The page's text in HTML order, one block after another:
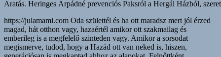
Aratás. Heringes Árpádné prevenciós Paksról a Hergál Házból,
https://julamami.com Oda születtél és ha ott maradsz mert jól érzed magad, hát otthon vagy, hazaértél amikor ott szakmailag és emberileg is a megfelelő szinteden vagy. Amikor a sorsodat megismerve, tudod, hogy a Hazád ott van neked is, hiszen, generációsan is megkaptad ahhoz az alapokat. Felnőttként gondolkodva, már azt is látod, mikor, merre lépjél, hiszen a szülőhelyeden, amikor járni tanultál, megérezted, biztonságot ad számodra ott a talpaid alatti talaj. S amikor már a gyermekeidben és unokáidban, megláthatod a gyermekként még fel nem ismert önmagad, na az is átérezhető tartást ad majd. S az utánad következőknek, a tudásod, az elvégzett munkád minősége által, emberséges tartásos mintát adhatsz. Úgy hát, ami jót és szépet ide teremtettél, azáltal is itthon vagytok, a családoddal, s a következő generációidnak is, alapot adva, ez itt az Isten adta Hazátok marad. Azon legyél, hogy a Hazánkhoz adott, a legjobb tudásod szerinti, a jóhoz és széphez a nehezekben is vállalva a rád mértfeladatot. S azáltal a bele teremtetteket, abban a jó minőségben, meg is tartsad és a családodnak is azt a mintát adjad. S amikor számodra az szükséges, azt abban a jó minőségben meg is tartsák, az éppen aktuálisan döntők és úgy is kapjad vissza, amikor arra szükséged van. Hiszen, önmagadért és a következő generációdnak, a jólétéért is, teremtetted azokat a Hazánkba és az Isten adta Néphez tartozva. Mindazért, szakmailag is sokat tettél, akár fizikai munkát is végeztél, hát meg is dolgoztál érte. Akkor is amikor, hivatást gyakoroltál, alkottál, a legjobb tudásod szerint. A Hazánk gyarapítására is figyelve, a jóhoz és a széphez, az önbecsülésed miatt az emberségeddel is adtál. Hiszen, abban a minőségben, ahogy oda teremtettél, úgy élni is lenne benne igényed, mivel, a saját Hazánk és rólunk, az Isten adta Népről szól. S a már beleteremtett, legjobb minőségünknek megfelelően, történjen a Hazánknak a vezetése, csupán az ahhoz értők gyakorolják azt. Amikor számunkra emberileg és szakmailag, szükséges az, nekünk is a legjobb minőséget nyújtsa. S bennünket megbecsülve azért, elsősorban rólunk szóljon mindaz, ami általunk került a Hazánkba, abban a legjobb, vagy kitűnő minőségében. S azáltal mi is becsüljük meg, őket, akik tesznek azért, hogy legyen bőség, a Hazánknak és az Isten adta Népnek. A megbecsültsége és a hírneve a többi országban is annak megfelelő legyen, ahogy mi azt felépítettük, azt abban a jó minőségben tartsák meg. Minden jó és szép általi gyarapodása a Hazánknak, bennünket az Isten adta Népet is szükséges, hogy annak megfelelően lásson el jóléttel. Az Isten adta Népért, minden körülmények között, a jót és a szépet tegyék meg, minden döntésük előtt, mindenről hitelesen tájékoztassák az Isten adta Népet. A döntéseiknek minden apró részleteiről tudnunk szükséges, hogy véleményezni tudjuk. S anélkül ne hozzanak döntéseket, hogy ne mondhassuk ki, a véleményünket, arra ami nekünk nem jót tenne. S azt is, adják meg, hogy minden szinten érthetően fogalmazzák meg és legyen lehetőségünk, hogy még megváltoztatható időben mondhassuk ki a nemet. Ahogy a jóval és széppel, bele teljesítettünk a Hazánkba, úgy is gyarapítson bennünket. S mint magánembereket bennünket is, a Hazánknak a gyarapodása által, azon a jó szinten tartson, a megérdemelt jólétünket biztosítsa. Ne magukat szolgálják ki, kérdezzék meg az Isten adta Népet és tudjuk adni a beleegyezésünket, ahhoz, hogy a megjelölt összegek közül, mekkora fizetést szavazzunk meg számukra. Ah, ha igyekeztél, az elvégzett, jó minőségű munkáddal, biztosítottad, a családodnak, a jó minőségű, megélhetését, azáltal is adtál bele a Hazánkba. Legyen megfelelő összege a nyugdíjnak ahhoz, hogy meg tudjunk élni belőle, tudjon róla az Isten adta Nép, hogy dönthessen még fiatalkorában róla. S aki még azon felül szeretné a nyugdíjának az összegét fokozni, tegyen azért külön bele a valamit, ami különleges és hitelesen nevesítő a Hazánkra. A gyermekeidnek, az életkoruknak megfelelő önbecsülésüket, mindig a saját idejükben, a legjobb tudásod szerint igyekezz biztosítani.ű Ne legyen különbség a tiszteletnek, alapként megadásánál a kislányok és a kisfiúk között. Ah, ha vezetést vállaltál fel, az Isten adta Népről, a Hazánkról, a sorsukról minden körülmények között, az emberséges tartásod szerint és gondolkodva döntsél. Amikor szükséges az előre megbeszéltek szerint, s azon túl is, velünk az Isten adta Néppel megbeszélteknek megfelelően, véleményezzél. Ne bízd azt másra, a családodon belül sem és a baráti körödben se, minden körülmények között, emberségesen és gondolkodó felelős vezetőként cselekedjél. S az Isten adta Népnek az alapban megjár, hogy a legjobb tudásod szerint, igyekezz, azt az alapjuknak biztosítani, ami az életük során az elérhető legjobb jólétüket jelenti. S arról biztosítsad az Isten adta Népet, hogy azt, amire akkor a legjobb tudásod szerint, képes vagy, az Isten adta Népnek is az elértjüknek megfelelő jó és kitűnő szintjén meg is történik. Azon legyél, hogy az életkoruknak megfelelő saját idejükben, ahhoz, tudjanak a tehetségünkből eredő tudásukkal, maguk is a jót és a szépet adni. S amikor majd már önmagukért is tudnak tenni, adjátok össze a tudásotokat. Többféle szinten lévőkkel beszéljétek át, s tudjatok arról, hogy mire van akkor éppen igénye, az Isten adta Népnek. Mindegyik döntő, az akkori saját legjobb tudását adhassa hozzá. Azáltal is átérezhesse, mit jelent számára az Isten adta Népnek a sikere. A saját döntése legyen, hogy mikor ad bele abba és mennyit tud akkor adni. Amiből majd amikor szüksége lesz arra, biztos lehet benne, hogy ugyanabban a minőségben azt ki is veheti. Amíg gyermekeknek bizonyulnak, ne várj tőlük felnőtt döntést és ne úgy ítéld meg őket. Ameddig legyél választ adó a kérdéseikre, amíg nagy szükség van ott rád, mint aki adni tud oda. Azáltal is érezzék, a tiszteletet, szeretetet és a biztonságot nyújtó törődést. A szülői felelősséget addig igyekezz a saját szinteden erősíteni, amíg arra szükség lesz. Úgy, hogy ne ess túlzásokba, az érintettek számára életszerű legyen az is. Ah, amíg ők maguk nem képesek arra, szülőként magad szerint, felvállalva azt tedd azt amire számukra ahhoz szükségük van. Ami szerinted és szerintük, a jó nevelésüket, gondolkodva biztosítani tudja, add meg időben, ne csupán szívesen és lelkesen. Hiszen közben, az önismeretük a helyére kerülhet általa és rátalálhatnak a racionális oldalukra. S azáltal is a családért és a Hazáért is képesek lesznek, tartásos emberekké fejlődni és úgy is teljesíteni. A szakmáddal, a szerinted teljesíthető jó munkaminőségeddel, a hivatásodat, emberségesen, hitelesen, gyakoroljad. Úgy azt a Hazánknak az emberséges formában maradásának a megtartásához, szerintem már hozzá is adtad. Miközben, tehetségből eredően, alkottál, az emberek által, az a gyakorlatban is megtapasztalva, hitelesítve lett. Amit feltaláltál és már összefüggésében látsz, azáltal, magad is, fejlődsz, amikor abból a szolgáltatásoddal adsz. S a Hazánkat is hitelesen nevesíted, mind azok által, akkor is ha nehezített az utad azáltal. Mert ha annak amit megteremtettél, a jóban és szépben alkalmazni igyekszel és azáltal a hitelességére is ügyelve élsz, kiemel az téged éppen a saját idődben. Helyén kezeled majd azt, hogy a szinteden meg is maradhatsz. S ahhoz képest fejlesztheted magadat, úgy az emberi méltóságodat megtartva élsz majd. S magad szerint tartásos emberré válsz, ha azt adtad, akár napi szinten is, amit, a legjobb tudásod szerint, akkor éppen tudtál. A saját Hazádban vagy már, ha bele adod azt, ami oda jár, mert adni születtünk mindannyian. S magad is, a családodnak, a talpuk alatti talajnak, mint a saját idejükben, a sorsukat építőknek, az alapjuknak szántál, az akkor azok által is, hasznukra lesz már. Az adni tudásnak az örömét megismerik, túlzásba nem viszik, hát át is vehetik és tovább is vihetik, az arra már éppen, emberileg is érett sarjaid. Azután, eljön az ideje annak, hogy a saját sorsukban, már a tudásukkal és az emberségükkel egy szinten vannak. Nem hagyják el az Isten adta Népet, magát a Hazát végleg. Hanem itt építik fel azt a minőségű életet, amit generációsan és a sorsuk szerint megérdemelnek. Annak az építésével lesz sikerélményük, adnak hozzá, hiszen, szerintem, adni születtünk és ide bele a saját Hazánkba és mindannyian. Szerintem, a Hazánkba adva, a saját idejében, hazaszeretővé is válhat, aki ide született. S akik meg a hovatartozásuk miatt érkeznek a Hazájukba tartozónak érezve magukat. S otthon is lehetnek mert bele is teremtenek, azzal megteremthetik azt az emberi minőségüket, ami által végleg, tisztelhetők lesznek itt. Eljutnak odáig, hogy ide teremtve, ugyan miért kívánnának elköltözni innen. Szerintem, inkább a megélik a nehezek, mint akik itt születtek. S az a hozzáértő vezetőket, emberileg és szakmailag is gondolkodásra készteti. Hiszen akkorra már ide születtek a gyermekeik, akik megalapozhatják a következő generációknak is, az eredetileg a Hazánkhoz tartozásukat. Kimondhatják, hogy akarnak -e ide úgy tartozni, hogy elsősorban, hozzánk tartozóknak mondják magukat. Hiszen adok - kapok, a jóból és szépből, hát szerintem, azáltal is, az egészséges körforgásban maradni igyekszünk. S azzal, tartást is adunk a Hazánkhoz mindannyian, emberségből vizsgáznak most a másokat utánzók. S fokozatosan, a saját emberi értékeinket erősítve élünk. A jó minőségű életünket, felépíteni igyekszünk, a saját életritmusunkban és tudásuknak megfelelően. S a továbbiakban is, figyelni szükséges a belső kontrollunknak az emberséges saját vizsgáinkra. Mert az emberséges és vagy a szakmai érettségünknek megfelelően tudunk dönteni. S mindezek mellett, a lelkiismeretünknek, a saját időnkben való figyelmeztetésére figyelve élünk. Azáltal is tartásosan élve, bármennyire is nehéz, nem fordulunk ki, se a álmaink megvalósításáért, sem a nagy pénzé